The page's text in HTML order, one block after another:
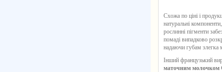
Схожа по ціні і
натуральні
рослинні пігменти
помаді випадково
надаючи губам злегка
Інший французький
маточним молочком